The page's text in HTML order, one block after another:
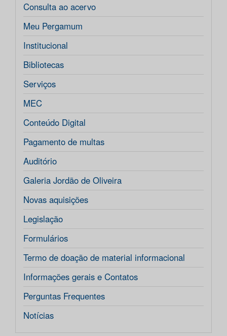
Consulta ao acervo
Meu Pergamum
Institucional
Bibliotecas
Serviços
MEC
Conteúdo Digital
Pagamento de multas
Auditório
Galeria Jordão de Oliveira
Novas aquisições
Legislação
Formulários
Termo de doação de material informacional
Informações gerais e Contatos
Perguntas Frequentes
Notícias